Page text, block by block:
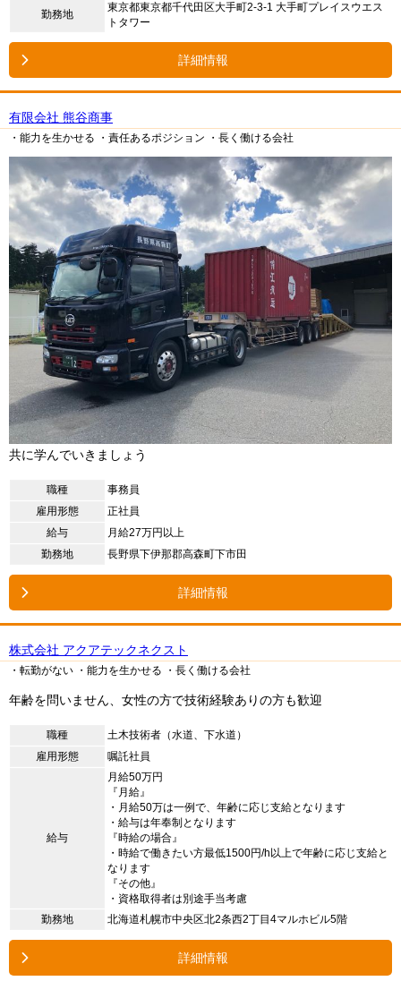
勤務地
東京都東京都千代田区大手町2-3-1 大手町プレイスウエス
トタワー
詳細情報
有限会社 熊谷商事
・能力を生かせる ・責任あるポジション ・長く働ける会社
共に学んでいきましょう
職種
事務員
雇用形態
正社員
給与
月給27万円以上
勤務地
長野県下伊那郡高森町下市田
詳細情報
株式会社 アクアテックネクスト
・転勤がない ・能力を生かせる ・長く働ける会社
年齢を問いません、女性の方で技術経験ありの方も歓迎
職種
土木技術者（水道、下水道）
雇用形態
嘱託社員
給与
月給50万円
『月給』
・月給50万は一例で、年齢に応じ支給となります
・給与は年奉制となります
『時給の場合』
・時給で働きたい方最低1500円/h以上で年齢に応じ支給と
なります
『その他』
・資格取得者は別途手当考慮
勤務地
北海道札幌市中央区北2条西2丁目4マルホビル5階
詳細情報